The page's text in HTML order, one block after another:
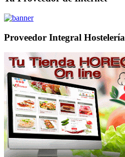
Proveedor Integral Hostelería